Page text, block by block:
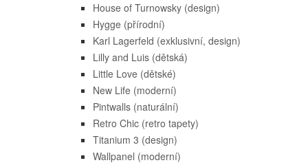
House of Turnowsky (design)
Hygge (přírodní)
Karl Lagerfeld (exklusivní, design)
Lilly and Luis (dětská)
Little Love (dětské)
New Life (moderní)
Pintwalls (naturální)
Retro Chic (retro tapety)
Titanium 3 (design)
Wallpanel (moderní)